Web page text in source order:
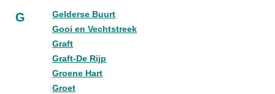
G
Gelderse Buurt
Gooi en Vechtstreek
Graft
Graft-De Rijp
Groene Hart
Groet